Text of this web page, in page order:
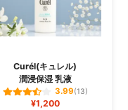
Curél(キュレル)
潤浸保湿 乳液
3.99(13)
¥1,200